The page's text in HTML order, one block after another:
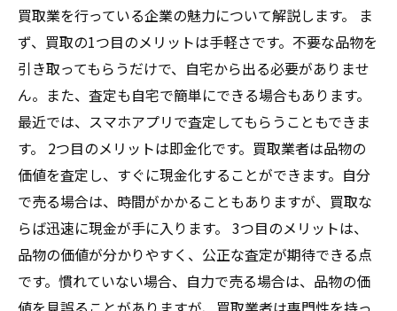
買取業を行っている企業の魅力について解説します。 ま
ず、買取の1つ目のメリットは手軽さです。不要な品物を
引き取ってもらうだけで、自宅から出る必要がありませ
ん。また、査定も自宅で簡単にできる場合もあります。
最近では、スマホアプリで査定してもらうこともできま
す。 2つ目のメリットは即金化です。買取業者は品物の
価値を査定し、すぐに現金化することができます。自分
で売る場合は、時間がかかることもありますが、買取な
らば迅速に現金が手に入ります。 3つ目のメリットは、
品物の価値が分かりやすく、公正な査定が期待できる点
です。慣れていない場合、自力で売る場合は、品物の価